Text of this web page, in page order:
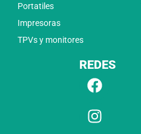
Portatiles
Impresoras
TPVs y monitores
REDES